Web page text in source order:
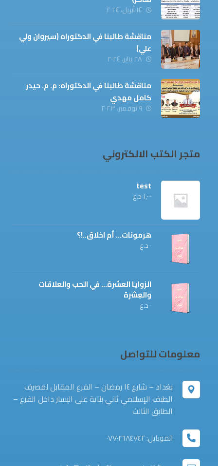
١٤ أبريل، ٢٠٢٤
مناقشة طالبنا في الدكتوراه (سيروان ولي
علي)
٢٨ يناير، ٢٠٢٤
مناقشة طالبنا في الدكتوراه: م. م. حيدر
كامل مهدي
٩ نوفمبر، ٢٠٢٣
متجر الكتب الالكتروني
test
١,٠٠٠ د.ع
هرمونات... أم اخلاق..!؟
٠د.ع
الزوايا العشرة... في الحب والعلاقات
والعِشرة
٠د.ع
معلومات للتواصل
بغداد – شارع ١٤ رمضان – الفرع المقابل لمصرف
الطيف الإسلامي ثاني بناية على اليسار داخل الفرع –
الطابق الثالث
الموبايل: ٠٧٧٠٢٦٨٤٧٤٢